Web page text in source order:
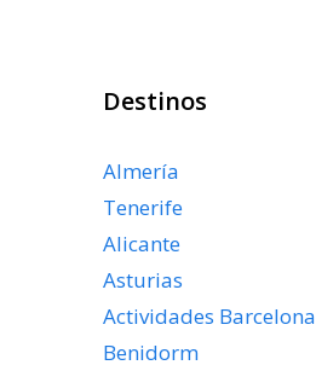
Destinos
Almería
Tenerife
Alicante
Asturias
Actividades Barcelona
Benidorm